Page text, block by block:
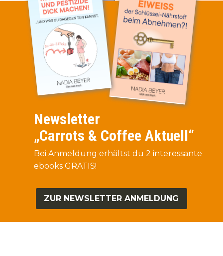
Newsletter
„Carrots & Coffee Aktuell“
Bei Anmeldung erhältst du 2 interessante
ebooks GRATIS!
ZUR NEWSLETTER ANMELDUNG